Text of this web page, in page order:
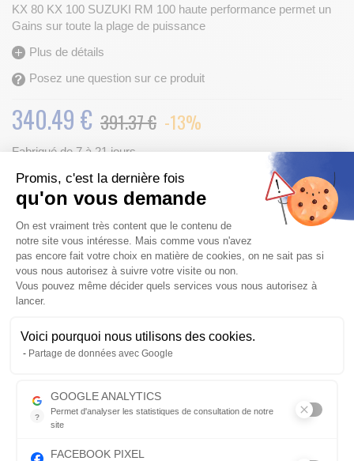
KX 80 KX 100 SUZUKI RM 100 haute performance permet un
Gains sur toute la plage de puissance
Plus de détails
Posez une question sur ce produit
340.49 € 391.37 € -13%
Fabriqué de 7 à 21 jours
Frais de portOFFERTS pour l’achat de ce produit
Vérifier la compatibilité
Qté AJOUTER AU PANIER
Description détaillée
1. Marque
2.
Cylindrée
3.
Modèle
Année
Position
Côté
Promis, c'est la dernière fois
qu'on vous demande
Plateforme de Gestion du
On est vraiment très content que le contenu de
notre site vous intéresse. Mais comme vous n'avez
pas encore fait votre choix en matière de cookies, on ne sait pas si
vous nous autorisez à suivre votre visite ou non.
Vous pouvez même décider quels services vous nous autorisez à
lancer.
Voici pourquoi nous utilisons des cookies.
Partage de données avec Google
?
GOOGLE ANALYTICS
Permet d'analyser les statistiques de consultation de notre
site
FACEBOOK PIXEL
Axeptio consent